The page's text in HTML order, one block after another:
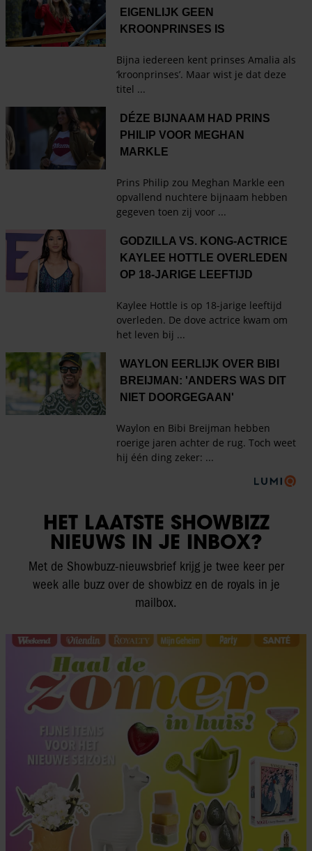
HET LAATSTE SHOWBIZZ
NIEUWS IN JE INBOX?
Met de Showbuzz-nieuwsbrief krijg je twee keer per
week alle buzz over de showbizz en de royals in je
mailbox.